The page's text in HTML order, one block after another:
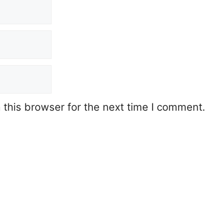
browser for the next time I comment.